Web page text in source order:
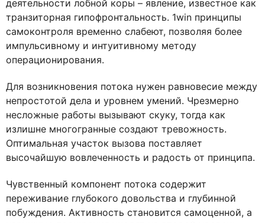
деятельности лобной коры – явление, известное как
транзиторная гипофронтальность. 1win принципы
самоконтроля временно слабеют, позволяя более
импульсивному и интуитивному методу
операционирования.
Для возникновения потока нужен равновесие между
непростотой дела и уровнем умений. Чрезмерно
несложные работы вызывают скуку, тогда как
излишне многогранные создают тревожность.
Оптимальная участок вызова поставляет
высочайшую вовлеченность и радость от принципа.
Чувственный компонент потока содержит
переживание глубокого довольства и глубинной
побуждения. Активность становится самоценной, а